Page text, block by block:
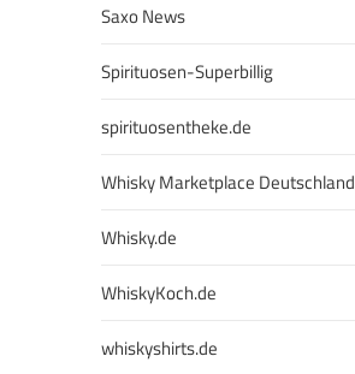
Saxo News
Spirituosen-Superbillig
spirituosentheke.de
Whisky Marketplace Deutschland
Whisky.de
WhiskyKoch.de
whiskyshirts.de